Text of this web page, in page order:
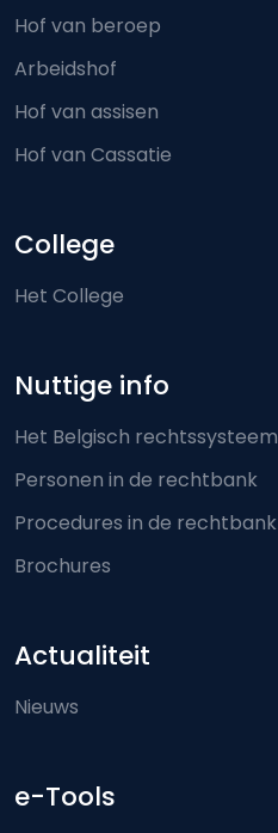
Hof van beroep
Arbeidshof
Hof van assisen
Hof van Cassatie
College
Het College
Nuttige info
Het Belgisch rechtssysteem
Personen in de rechtbank
Procedures in de rechtbank
Brochures
Actualiteit
Nieuws
e-Tools